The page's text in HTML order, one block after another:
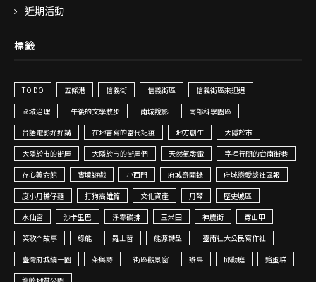
近期活動
標籤
TO DO 五條港 信義街 信義街區
信義街區來𨑨迌
區域治理
午後的文學散步 南城說影
南部科學園區
台語電影好好講
在地書寫的當代記疫 地方創生
大隱於市
大隱於市的街屋
大隱於市的街屋們 天然氣發電
字裡行間的台南街巷
存心藥命館
實境遊戲 小西門 府城奇聞錄
府城戀愛談社區報
度小月擔仔麵
打狗高雄篇 文化資產 月琴
歷史城區
水仙宮
沙卡里巴 淨零碳排 玉米田 神農街
穿山甲
笑歌个故事
綠能 羅士哲 能源轉型
臺南社大公民寫作社
臺灣府城繞一圈
茶與詩 街區觀景窗 辦桌 邱勤庭
鉻蛋糕